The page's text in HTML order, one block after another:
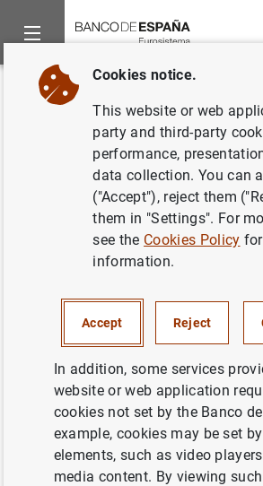
Home Publications
Back
El futuro de la tasa
española: un
generacional
Series: Working Papers.
Author:Eduardo Pérez
Cuadrado ,Aitor
José María Martínez
HEALTH, EDUCATION AND
Cookies notice.
This website or web
party and third-party
performance,
data collection. You can
("Accept"), reject them
them in "Settings". For
see the Cookies Policy
information.
Accept Reject
In addition, some services
website or web application
cookies not set by the Banco
example, cookies may be set
elements, such as video
media content. By viewing